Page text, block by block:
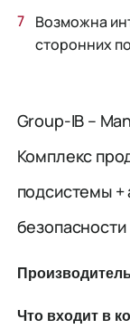
Возможна
сторонних
Group-IB –
Комплекс
подсистемы +
безопасности
Что входит в